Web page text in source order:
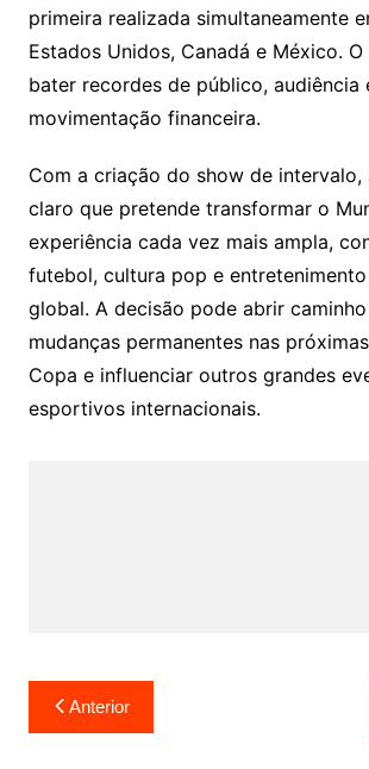
primeira realizada simultaneamente
Estados Unidos, Canadá e México.
bater recordes de público, audiência
movimentação financeira.
Com a criação do show de intervalo,
claro que pretende transformar o
experiência cada vez mais ampla,
futebol, cultura pop e entretenimento
global. A decisão pode abrir
mudanças permanentes nas
Copa e influenciar outros grandes
esportivos internacionais.
Navegação
de
Anterior